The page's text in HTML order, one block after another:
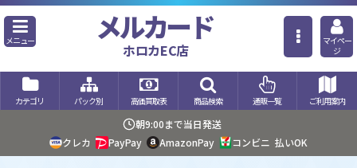
メニュー メルカード
ホロカEC店
マイペー
ジ
カテゴリ パック別 高価買取表 商品検索 通販一覧 ご利用案内
朝9:00まで当日発送
クレカ
PayPay AmazonPay コンビニ 払いOK